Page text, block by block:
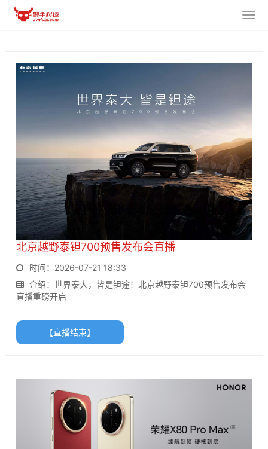
北京越野泰钽700预售发布会直播
时间：2026-07-21 18:33
介绍：世界泰大，皆是钽途！北京越野泰钽700预售发布会
直播重磅开启
【直播结束】